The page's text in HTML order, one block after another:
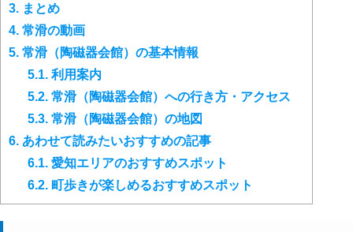
3. まとめ
4. 常滑の動画
5. 常滑（陶磁器会館）の基本情報
5.1. 利用案内
5.2. 常滑（陶磁器会館）への行き方・アクセス
5.3. 常滑（陶磁器会館）の地図
6. あわせて読みたいおすすめの記事
6.1. 愛知エリアのおすすめスポット
6.2. 町歩きが楽しめるおすすめスポット